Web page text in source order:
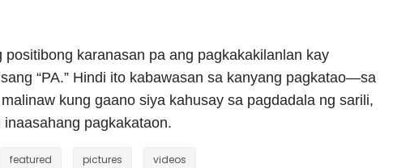
positibong karanasan pa ang pagkakakilanlan kay
“PA.” Hindi ito kabawasan sa kanyang pagkatao—sa
kung gaano siya kahusay sa pagdadala ng sarili,
pagkakataon.
featured pictures videos